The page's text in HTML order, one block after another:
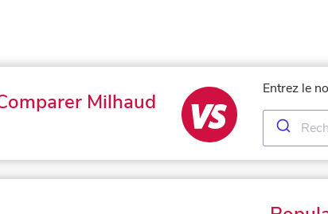
Milhaud
Entrez le